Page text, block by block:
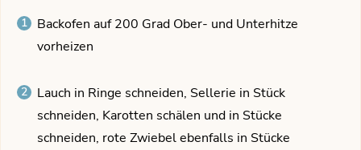
Backofen auf 200 Grad Ober- und Unterhitze
vorheizen
Lauch in Ringe schneiden, Sellerie in Stück
schneiden, Karotten schälen und in Stücke
schneiden, rote Zwiebel ebenfalls in Stücke